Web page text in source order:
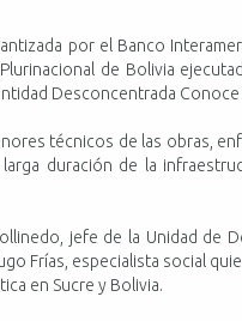
por el Banco
de Bolivia
Desconcentrada Conoce
técnicos de las obras,
duración de la
jefe de la Unidad de
Frías, especialista social
en Sucre y Bolivia.